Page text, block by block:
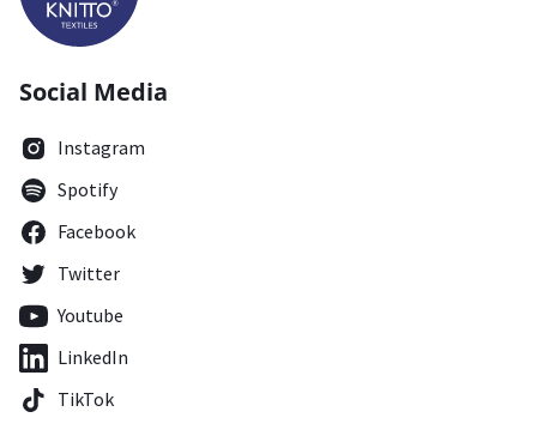
Social Media
Instagram
Spotify
Facebook
Twitter
Youtube
LinkedIn
TikTok